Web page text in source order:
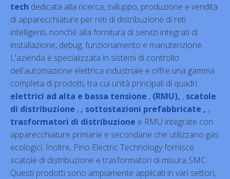
tech dedicata alla ricerca, sviluppo, produzione e vendita
di apparecchiature per reti di distribuzione di reti
intelligenti, nonché alla fornitura di servizi integrati di
installazione, debug, funzionamento e manutenzione.
L'azienda è specializzata in sistemi di controllo
dell'automazione elettrica industriale e offre una gamma
completa di prodotti, tra cui unità principali di quadri
elettrici ad alta e bassa tensione , (RMU), , scatole
di distribuzione , , sottostazioni prefabbricate , ,
trasformatori di distribuzione e RMU integrate con
apparecchiature primarie e secondarie che utilizzano gas
ecologici. Inoltre, Pino Electric Technology fornisce
scatole di distribuzione e trasformatori di misura SMC.
Questi prodotti sono ampiamente applicati in vari settori,